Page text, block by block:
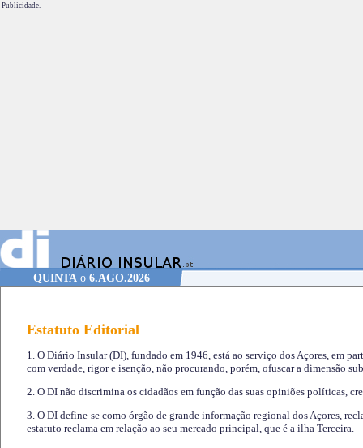
Publicidade.
QUINTAo 6.AGO.2026
Estatuto Editorial
1. O Diário Insular (DI), fundado em 1946, está ao serviço dos Açores, em
com verdade, rigor e isenção, não procurando, porém, ofuscar a dimensão
2. O DI não discrimina os cidadãos em função das suas opiniões políticas,
3. O DI define-se como órgão de grande informação regional dos Açores,
estatuto reclama em relação ao seu mercado principal, que é a ilha Terceira.